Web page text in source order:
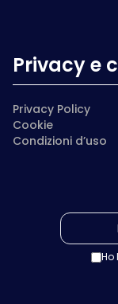
Privacy e
Privacy Policy
Cookie
Condizioni d’uso
Ho